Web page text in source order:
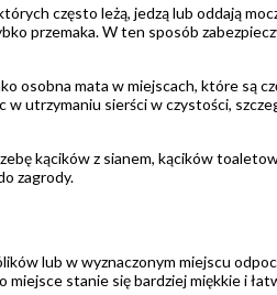
często leżą, jedzą lub oddają
przemaka. W ten sposób
osobna mata w miejscach, które są
utrzymaniu sierści w czystości,
kącików z sianem, kącików
zagrody.
lub w wyznaczonym miejscu
stanie się bardziej miękkie i